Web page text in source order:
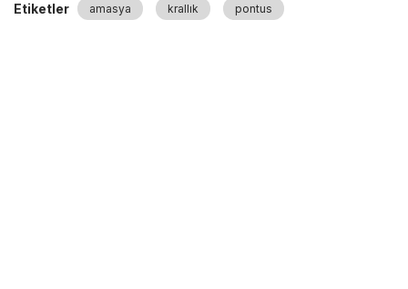
Etiketler amasya krallık pontus